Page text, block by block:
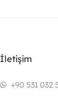
İletişim
+90 531 032